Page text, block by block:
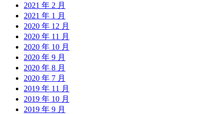
2021 年 2 月
2021 年 1 月
2020 年 12 月
2020 年 11 月
2020 年 10 月
2020 年 9 月
2020 年 8 月
2020 年 7 月
2019 年 11 月
2019 年 10 月
2019 年 9 月